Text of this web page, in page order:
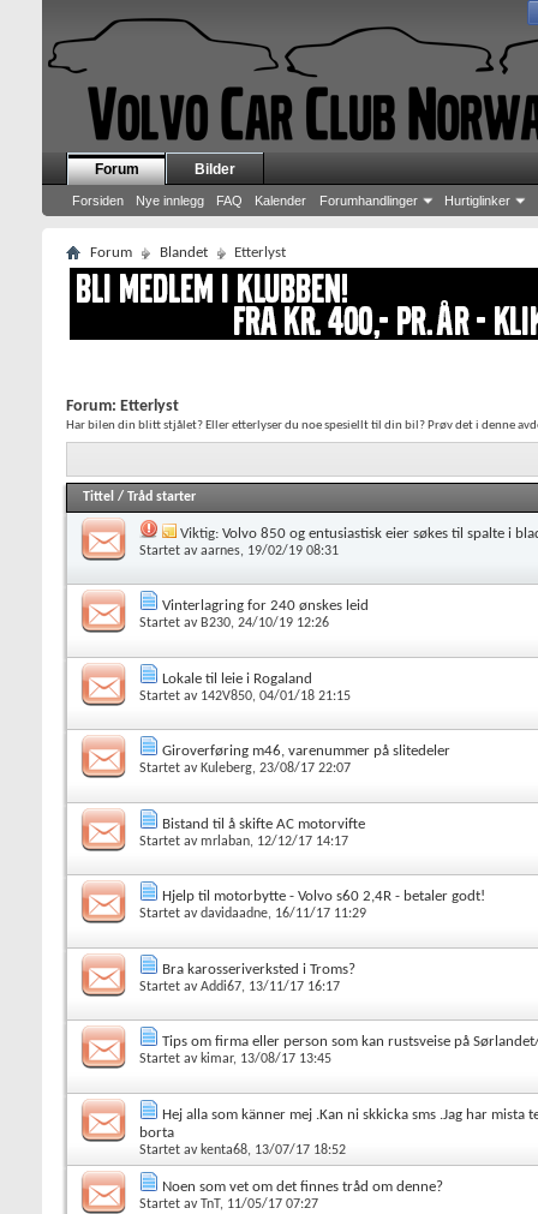
Forum
Forsiden Nye innlegg FAQ Kalender Forumhandlinger Hurtiglinker
Bilder
Forum Blandet Etterlyst
Forum: Etterlyst
Har bilen din blitt stjålet? Eller etterlyser du noe spesiellt til din bil? Prøv det i denne
Tittel / Tråd starter
Viktig: Volvo 850 og entusiastisk eier søkes til spalte i
Startet avaarnes, 19/02/19 08:31
Vinterlagring for 240 ønskes leid
Startet av B230, 24/10/19 12:26
Lokale til leie i Rogaland
Startet av 142V850, 04/01/18 21:15
Giroverføring m46, varenummer på slitedeler
Startet av Kuleberg, 23/08/17 22:07
Bistand til å skifte AC motorvifte
Startet avmrlaban, 12/12/17 14:17
Hjelp til motorbytte - Volvo s60 2,4R - betaler godt!
Startet avdavidaadne, 16/11/17 11:29
Bra karosseriverksted i Troms?
Startet avAddi67, 13/11/17 16:17
Tips om firma eller person som kan rustsveise på
Startet av kimar, 13/08/17 13:45
Hej alla som känner mej .Kan ni skkicka sms .Jag har mista
borta
Startet av kenta68, 13/07/17 18:52
Noen som vet om det finnes tråd om denne?
Startet avTnT, 11/05/17 07:27